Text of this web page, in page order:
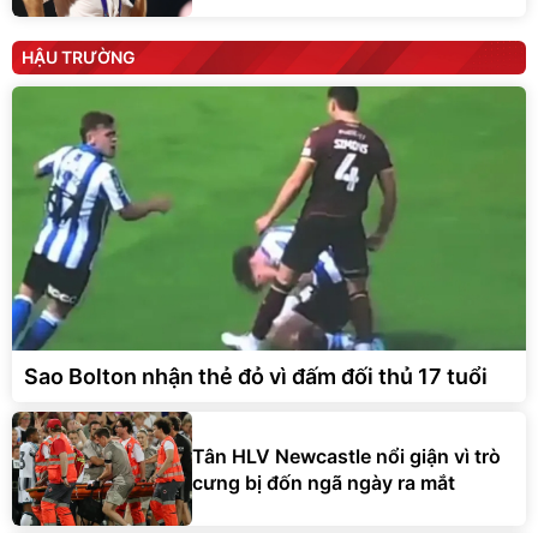
HẬU TRƯỜNG
Sao Bolton nhận thẻ đỏ vì đấm đối thủ 17 tuổi
Tân HLV Newcastle nổi giận vì trò
cưng bị đốn ngã ngày ra mắt